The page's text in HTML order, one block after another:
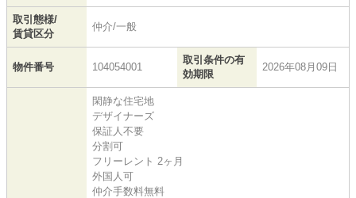
取引態様/
賃貸区分
仲介/一般
物件番号 104054001
取引条件の有
効期限
2026年08月09日
閑静な住宅地
デザイナーズ
保証人不要
分割可
フリーレント 2ヶ月
外国人可
仲介手数料無料